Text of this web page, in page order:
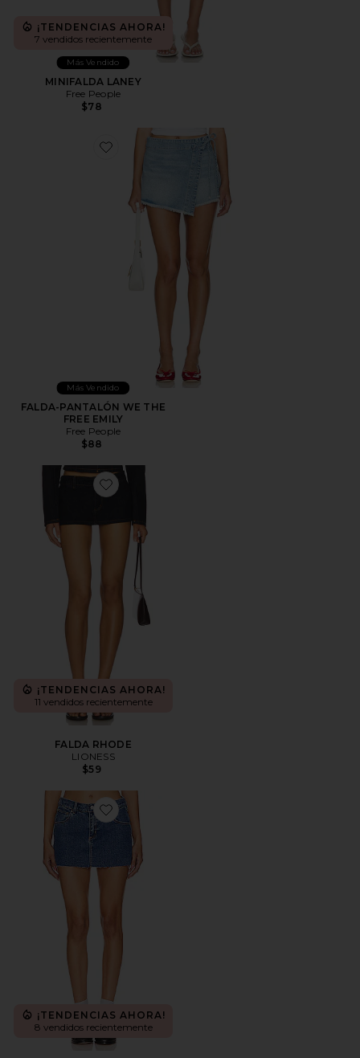
¡TENDENCIAS AHORA!
7 vendidos recientemente
Más Vendido
MINIFALDA LANEY
Free People
$78
Favorite FALDA-PANTALÓN WE THE FREE EMILY
Más Vendido
FALDA-PANTALÓN WE THE
FREE EMILY
Free People
$88
Favorite FALDA RHODE
¡TENDENCIAS AHORA!
11 vendidos recientemente
FALDA RHODE
LIONESS
$59
Favorite FALDA BAJA A 99
¡TENDENCIAS AHORA!
8 vendidos recientemente